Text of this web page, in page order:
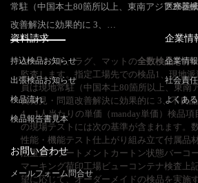
常駐（中国本土80箇所以上、東南アジア26箇
改善解決に効果的に 3、…
カーペット、ラグ、マットの全数検品を行
監査します。指定工場先での検品1、現地派
員は現地常駐（中国本土80箇所以上、東南
良発見・問題改善解決に効果的に 3、不良
4、1人当たりの単価（manday単価）検品項
の現場テストには次の基準が含まれます。
性能・機能テスト仕上がり組み立て付属品
法重量アソートメントカートン状態バーコ
マーキング荷印工場ビューコンテナ検査上
望に応じて、オーダーメイドの検品を実施
医療器
資料請求
持込検品お知らせ
出張検品お知らせ
検品流れ
検品報告書見本
企業情
企業情報
社会責任
よくあ
お問い合わせ
メールフォーム問合せ